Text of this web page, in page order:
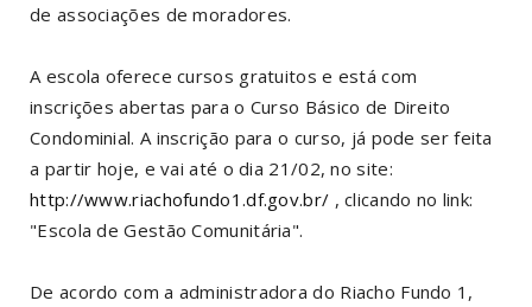
de associações de moradores.
A escola oferece cursos gratuitos e está com
inscrições abertas para o Curso Básico de Direito
Condominial. A inscrição para o curso, já pode ser feita
a partir hoje, e vai até o dia 21/02, no site:
http://www.riachofundo1.df.gov.br/ , clicando no link:
"Escola de Gestão Comunitária".
De acordo com a administradora do Riacho Fundo 1,